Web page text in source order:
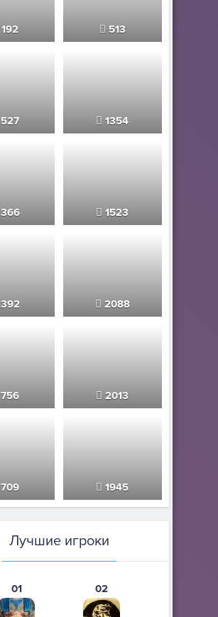
192 513
527 1354
366 1523
392 2088
756 2013
709 1945
Лучшие игроки
01 02